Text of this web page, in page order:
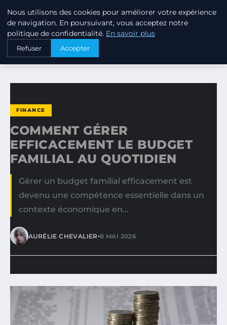
PTIT ANNUAIRE
ACCUEIL
FINANCE
COMMENT GÉRER EFFICACEMENT LE BUDGET FAMILIAL AU…
FINANCE
COMMENT GÉRER
EFFICACEMENT LE BUDGET
FAMILIAL AU QUOTIDIEN
Gérer un budget familial efficacement est
devenu une compétence essentielle dans un
contexte économique en…
AURÉLIE CHEVALIER•8 MAI 2026
Nous utilisons des cookies pour améliorer votre expérience
de navigation. En poursuivant, vous acceptez notre
politique de confidentialité. En savoir plus
Refuser Accepter